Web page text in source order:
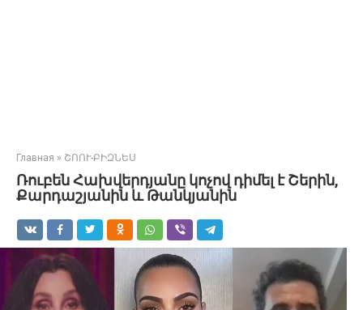
Главная » ՇՈՈՒ-ԲԻԶՆԵՍ
Ռուբեն Հախվերդյանը կոչով դիմել է Շերին,
Քարդաշյանին և Թանկյանին